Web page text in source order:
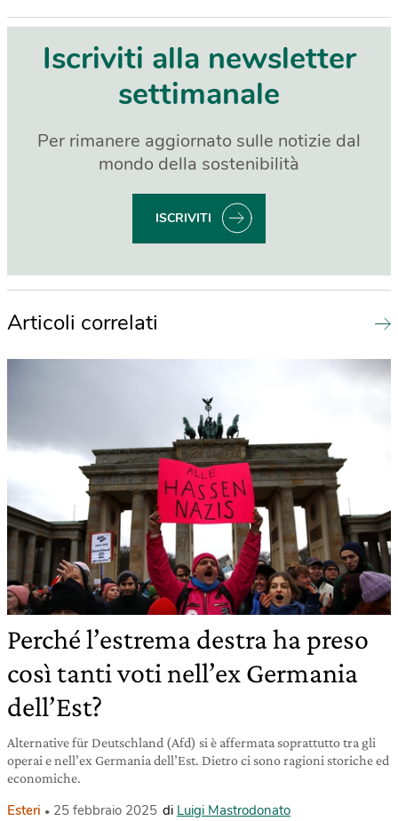
Iscriviti alla newsletter
settimanale
Per rimanere aggiornato sulle notizie dal
mondo della sostenibilità
ISCRIVITI
Articoli correlati
Perché l’estrema destra ha preso
così tanti voti nell’ex Germania
dell’Est?
Alternative für Deutschland (Afd) si è affermata soprattutto tra gli
operai e nell’ex Germania dell’Est. Dietro ci sono ragioni storiche ed
economiche.
Esteri 25 febbraio 2025 di Luigi Mastrodonato